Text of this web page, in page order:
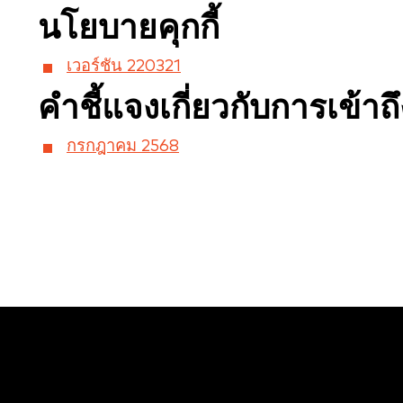
นโยบายคุกกี้
เวอร์ชัน 220321
คำชี้แจงเกี่ยวกับการเข้า
กรกฎาคม 2568